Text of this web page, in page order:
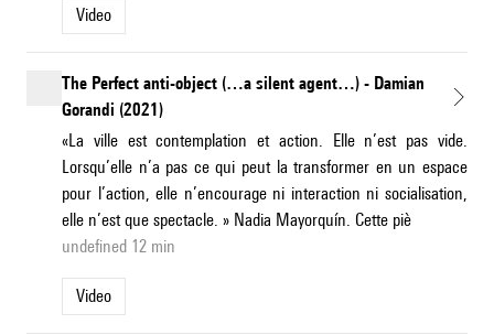
Video
The Perfect anti-object (…a silent agent…) - Damian
Gorandi (2021)
«La ville est contemplation et action. Elle n’est pas vide.
Lorsqu’elle n’a pas ce qui peut la transformer en un espace
pour l’action, elle n’encourage ni interaction ni socialisation,
elle n’est que spectacle. » Nadia Mayorquín. Cette piè
undefined 12 min
Video